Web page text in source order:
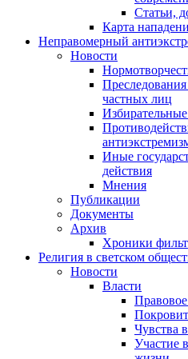
Статьи,
Карта
Неправомерный
Новости
частных лиц
Иные
действия
Мнения
Публикации
Документы
Архив
Хроники
Религия в светском
Новости
Власти
Чувства
Участие